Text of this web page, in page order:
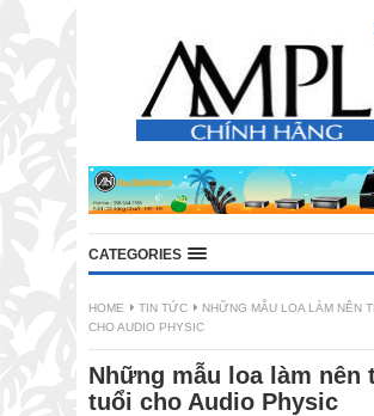
CATEGORIES
HOME TIN TỨC
NHỮNG MẪU LOA LÀM NÊN
CHO AUDIO PHYSIC
Những mẫu loa làm nên
tuổi cho Audio Physic